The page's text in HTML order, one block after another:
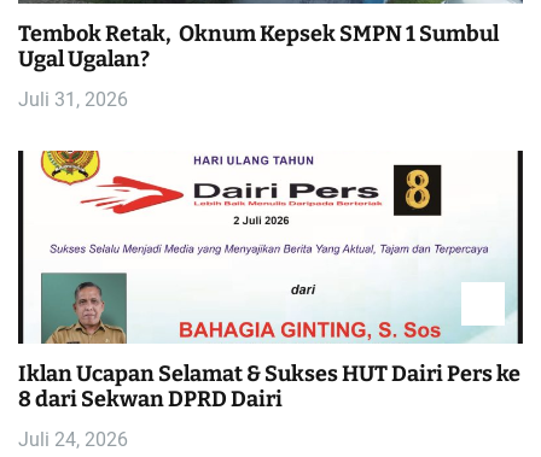
Tembok Retak, Oknum Kepsek SMPN 1 Sumbul
Ugal Ugalan?
Juli 31, 2026
Iklan Ucapan Selamat & Sukses HUT Dairi Pers ke
8 dari Sekwan DPRD Dairi
Juli 24, 2026